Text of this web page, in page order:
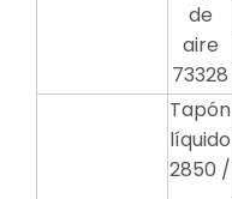
de
aire
73328
Tapón
líquido
2850 /